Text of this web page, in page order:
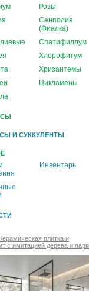
Розы
Сенполия
(Фиалка)
Спатифиллум
Хлорофитум
Хризантемы
Цикламены
И СУККУЛЕНТЫ
Инвентарь
Керамическая плитка и
с имитацией дерева и